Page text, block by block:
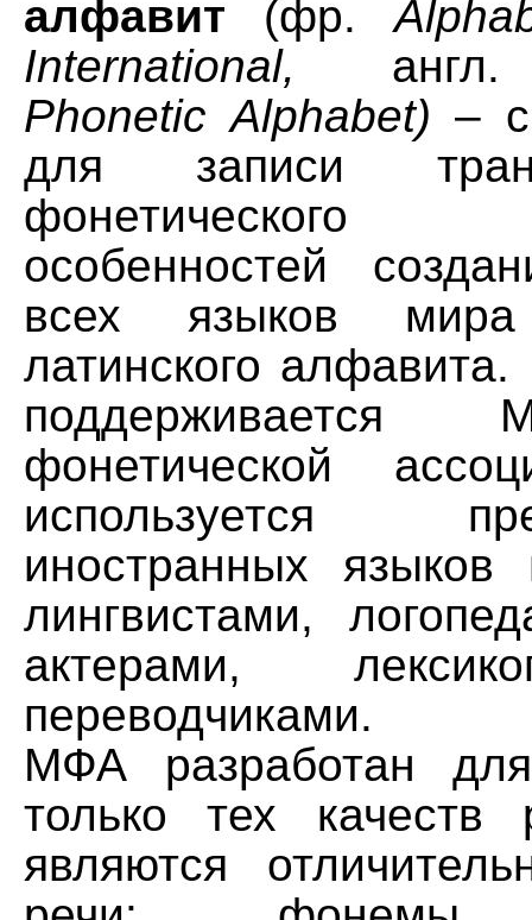
алфавит (фр.
International,
Phonetic Alphabet) –
для записи
фонетического
особенностей
всех языков
латинского
поддерживается
фонетической
используется
иностранных языков
лингвистами,
актерами,
переводчиками.
МФА разработан
только тех качеств
являются